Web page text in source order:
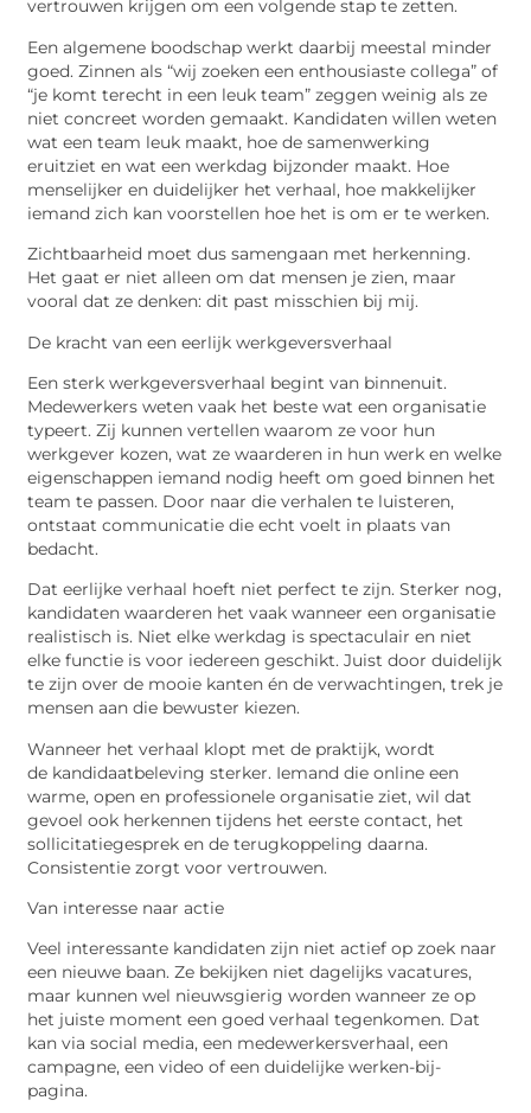
vertrouwen krijgen om een volgende stap te zetten.
Een algemene boodschap werkt daarbij meestal minder
goed. Zinnen als “wij zoeken een enthousiaste collega” of
“je komt terecht in een leuk team” zeggen weinig als ze
niet concreet worden gemaakt. Kandidaten willen weten
wat een team leuk maakt, hoe de samenwerking
eruitziet en wat een werkdag bijzonder maakt. Hoe
menselijker en duidelijker het verhaal, hoe makkelijker
iemand zich kan voorstellen hoe het is om er te werken.
Zichtbaarheid moet dus samengaan met herkenning.
Het gaat er niet alleen om dat mensen je zien, maar
vooral dat ze denken: dit past misschien bij mij.
De kracht van een eerlijk werkgeversverhaal
Een sterk werkgeversverhaal begint van binnenuit.
Medewerkers weten vaak het beste wat een organisatie
typeert. Zij kunnen vertellen waarom ze voor hun
werkgever kozen, wat ze waarderen in hun werk en welke
eigenschappen iemand nodig heeft om goed binnen het
team te passen. Door naar die verhalen te luisteren,
ontstaat communicatie die echt voelt in plaats van
bedacht.
Dat eerlijke verhaal hoeft niet perfect te zijn. Sterker nog,
kandidaten waarderen het vaak wanneer een organisatie
realistisch is. Niet elke werkdag is spectaculair en niet
elke functie is voor iedereen geschikt. Juist door duidelijk
te zijn over de mooie kanten én de verwachtingen, trek je
mensen aan die bewuster kiezen.
Wanneer het verhaal klopt met de praktijk, wordt
de kandidaatbeleving sterker. Iemand die online een
warme, open en professionele organisatie ziet, wil dat
gevoel ook herkennen tijdens het eerste contact, het
sollicitatiegesprek en de terugkoppeling daarna.
Consistentie zorgt voor vertrouwen.
Van interesse naar actie
Veel interessante kandidaten zijn niet actief op zoek naar
een nieuwe baan. Ze bekijken niet dagelijks vacatures,
maar kunnen wel nieuwsgierig worden wanneer ze op
het juiste moment een goed verhaal tegenkomen. Dat
kan viasocial media, een medewerkersverhaal, een
campagne, een video of een duidelijke werken-bij-
pagina.